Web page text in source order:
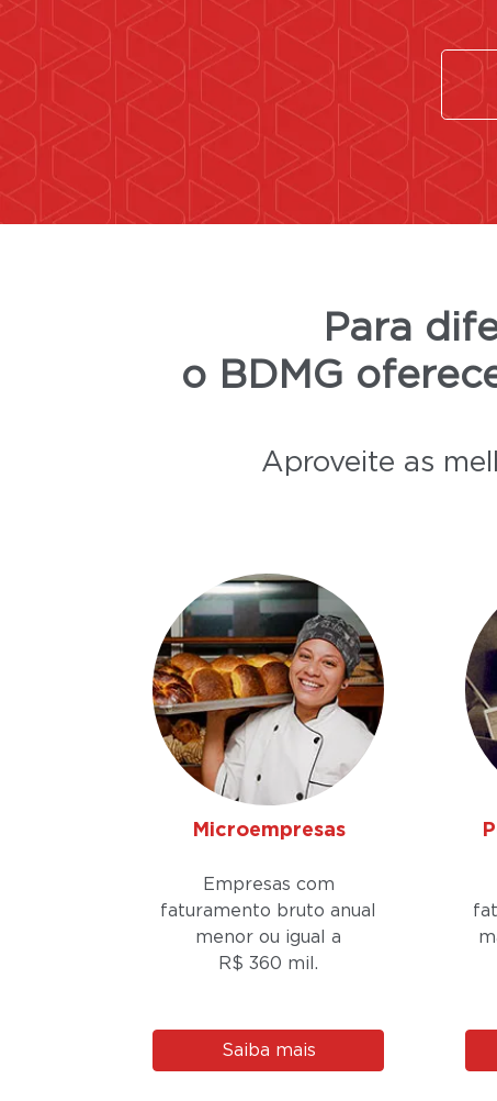
Para
o BDMG
Aproveite as
Microempresas
Empresas com
faturamento bruto anual
menor ou igual a
R$ 360 mil.
Saiba mais